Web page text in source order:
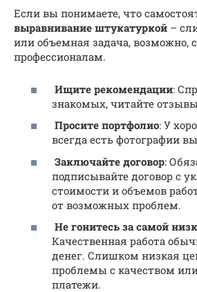
Если вы понимаете, что
выравнивание штукатуркой –
или объемная задача, возможно,
профессионалам.
Ищите рекомендации:
знакомых, читайте
Просите портфолио: У
всегда есть фотографии
Заключайте договор:
подписывайте договор с
стоимости и объемов
от возможных проблем.
Не гонитесь за самой
Качественная работа
денег. Слишком низкая
проблемы с качеством
платежи.